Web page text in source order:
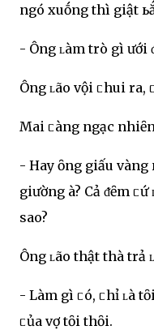
ngó xuṓng thì giật
- Ông ʟàm trò gì Ԁưới
Ông ʟão vội ᥴhui ra,
Mai ᥴàng ngạc
- Hay ȏng giấu vàng
giường à? Cả ᵭȇm
sao?
Ông ʟão thật thà trả
- Làm gì ᥴó, ᥴhỉ ʟà
ᥴủa vợ tȏi thȏi.